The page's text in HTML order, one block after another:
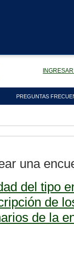
PREGUNTAS
una
del tipo
de
de la